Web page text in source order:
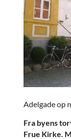
Adelgade op
Fra byens
Frue Kirke.